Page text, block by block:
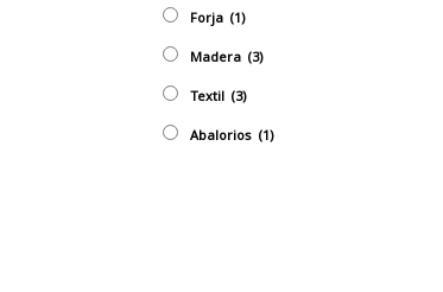
Forja (1)
Madera (3)
Textil (3)
Abalorios (1)